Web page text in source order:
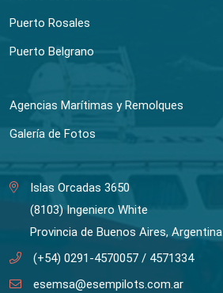
Puerto Rosales
Puerto Belgrano
Agencias Marítimas y Remolques
Galería de Fotos
Islas Orcadas 3650
(8103) Ingeniero White
Provincia de Buenos Aires, Argentina
(+54) 0291-4570057 / 4571334
esemsa@esempilots.com.ar